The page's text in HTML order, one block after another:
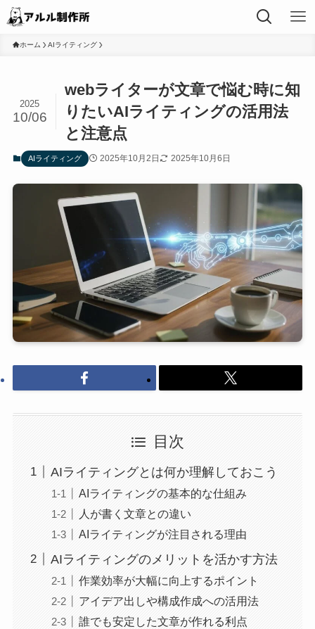
ホーム AIライティング
webライターが文章で悩む時に知
りたいAIライティングの活用法
と注意点
2025
10/06
AIライティング 2025年10月2日 2025年10月6日
目次
AIライティングとは何か理解しておこう
AIライティングの基本的な仕組み
人が書く文章との違い
AIライティングが注目される理由
AIライティングのメリットを活かす方法
作業効率が大幅に向上するポイント
アイデア出しや構成作成への活用法
誰でも安定した文章が作れる利点